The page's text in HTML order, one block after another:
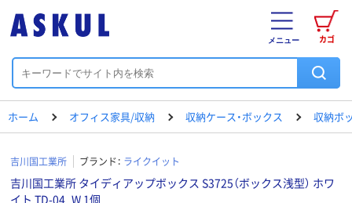
カゴ
メニュー
ホーム オフィス家具/収納 収納ケース・ボックス 収納ボ
吉川国工業所 ブランド： ライクイット
吉川国工業所 タイディアップボックス S3725（ボックス浅型） ホワ
イト TD-04_W 1個